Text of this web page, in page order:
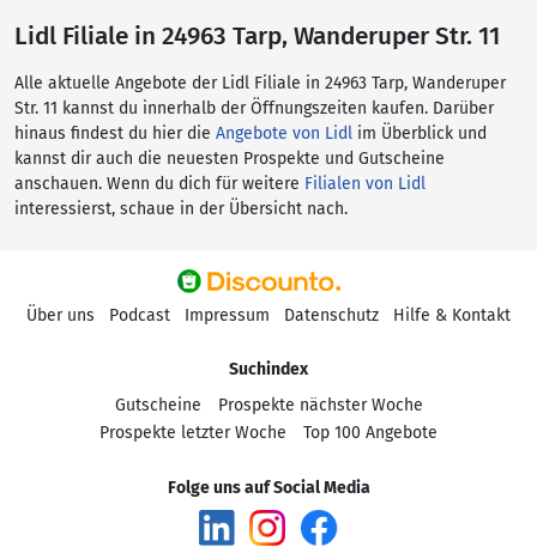
Lidl Filiale in 24963 Tarp, Wanderuper Str. 11
Alle aktuelle Angebote der Lidl Filiale in 24963 Tarp, Wanderuper
Str. 11 kannst du innerhalb der Öffnungszeiten kaufen. Darüber
hinaus findest du hier die Angebote von Lidl im Überblick und
kannst dir auch die neuesten Prospekte und Gutscheine
anschauen. Wenn du dich für weitere Filialen von Lidl
interessierst, schaue in der Übersicht nach.
Über uns Podcast Impressum Datenschutz Hilfe & Kontakt
Suchindex
Gutscheine
Prospekte nächster Woche
Prospekte letzter Woche
Top 100 Angebote
Folge uns auf Social Media